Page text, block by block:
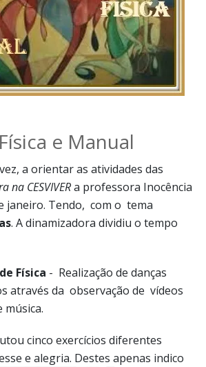
e Manual
a orientar as atividades das
na CESVIVERa professora Inocência
janeiro. Tendo, com o tema
. A dinamizadora dividiu o tempo
Física - Realização de danças
através da observação de vídeos
música.
cinco exercícios diferentes
e alegria. Destes apenas indico